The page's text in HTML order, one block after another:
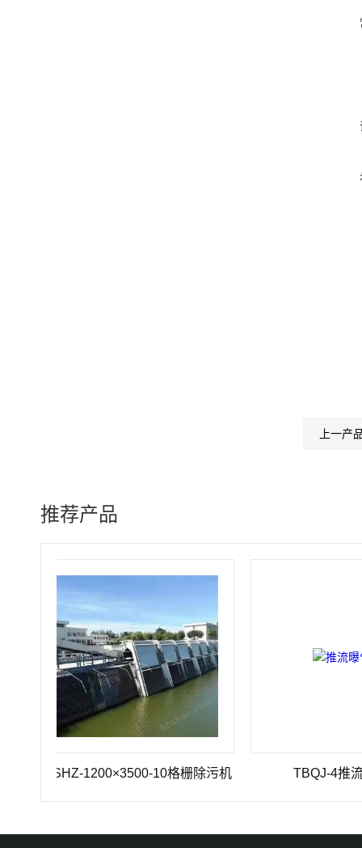
上一产
推荐产品
GSHZ-1200×3500-10格栅除污机 TBQJ-4推流曝气机